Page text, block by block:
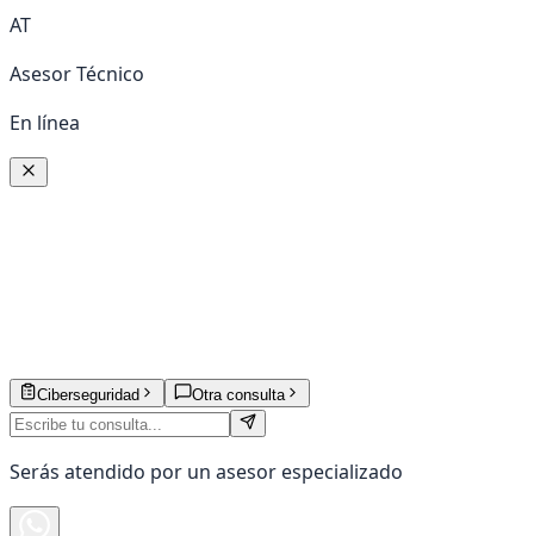
AT
Asesor Técnico
En línea
Ciberseguridad Otra consulta
Serás atendido por un asesor especializado